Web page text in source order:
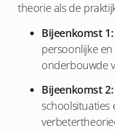
theorie als de
Bijeenkomst 1:
persoonlijke
onderbouwde
Bijeenkomst 2:
schoolsituaties